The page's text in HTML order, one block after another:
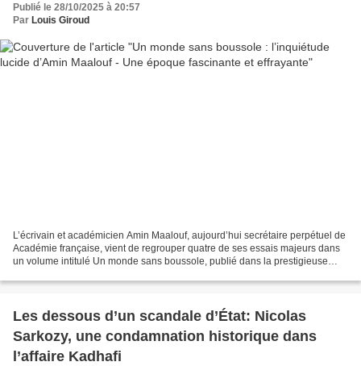
Publié le 28/10/2025 à 20:57
Par Louis Giroud
L’écrivain et académicien Amin Maalouf, aujourd’hui secrétaire perpétuel de
Académie française, vient de regrouper quatre de ses essais majeurs dans
un volume intitulé Un monde sans boussole, publié dans la prestigieuse
Les dessous d’un scandale d’État: Nicolas
Sarkozy, une condamnation historique dans
l’affaire Kadhafi